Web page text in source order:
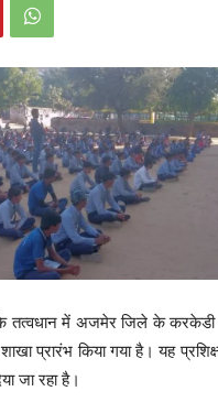
तत्वधान में अजमेर जिले के करकेडी
प्रारंभ किया गया है। यह
जा रहा है।